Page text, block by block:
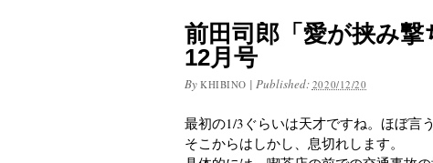
前田司郎「愛が挟み
12月号
By KHIBINO | Published: 2020/12/20
最初の1/3ぐらいは天才ですね。ほぼ言
そこからはしかし、息切れします。